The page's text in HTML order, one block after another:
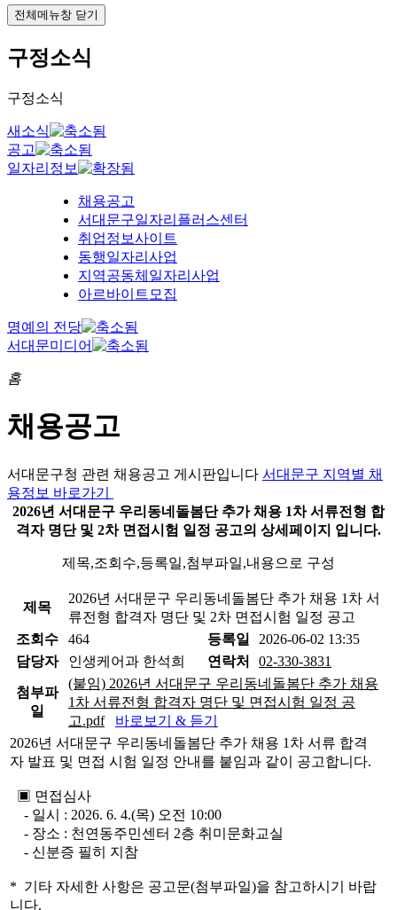
전체메뉴창 닫기
구정소식
구정소식
새소식
공고
일자리정보
채용공고
서대문구일자리플러스센터
취업정보사이트
동행일자리사업
지역공동체일자리사업
아르바이트모집
명예의 전당
서대문미디어
홈
채용공고
서대문구청 관련 채용공고 게시판입니다 서대문구 지역별 채
용정보 바로가기
2026년 서대문구 우리동네돌봄단 추가 채용 1차 서류전형 합
격자 명단 및 2차 면접시험 일정 공고의 상세페이지 입니다.
제목,조회수,등록일,첨부파일,내용으로 구성
제목
2026년 서대문구 우리동네돌봄단 추가 채용 1차 서
류전형 합격자 명단 및 2차 면접시험 일정 공고
조회수
464 등록일
2026-06-02 13:35
담당자
인생케어과 한석희 연락처 02-330-3831
첨부파
일
(붙임) 2026년 서대문구 우리동네돌봄단 추가 채용
1차 서류전형 합격자 명단 및 면접시험 일정 공
고.pdf
바로보기 & 듣기
2026년 서대문구 우리동네돌봄단 추가 채용 1차 서류 합격
자 발표 및 면접 시험 일정 안내를 붙임과 같이 공고합니다.
▣ 면접심사
- 일시 : 2026. 6. 4.(목) 오전 10:00
- 장소 : 천연동주민센터 2층 취미문화교실
- 신분증 필히 지참
* 기타 자세한 사항은 공고문(첨부파일)을 참고하시기 바랍
니다.